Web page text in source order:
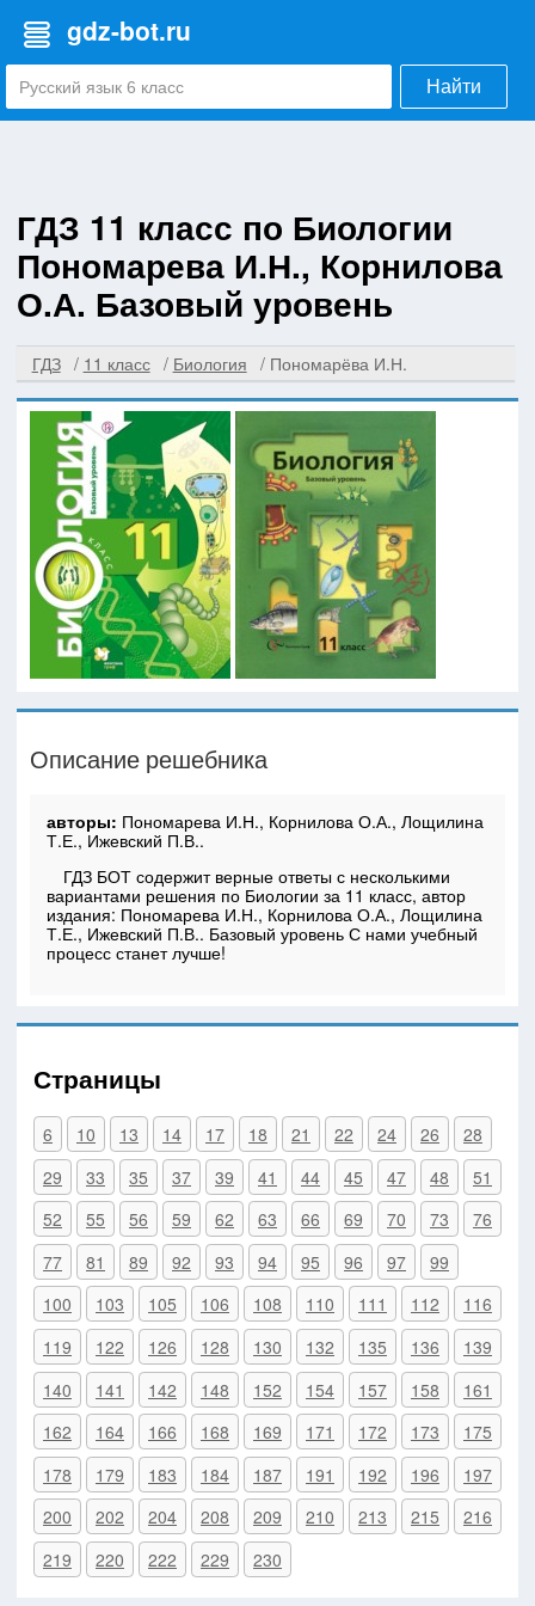
gdz-bot.ru
Найти
ГДЗ 11 класс по Биологии
Пономарева И.Н., Корнилова
О.А. Базовый уровень
ГДЗ 11 класс Биология Пономарёва И.Н.
Описание решебника
авторы: Пономарева И.Н., Корнилова О.А., Лощилина
Т.Е., Ижевский П.В..
ГДЗ БОТ содержит верные ответы с несколькими
вариантами решения по Биологии за 11 класс, автор
издания: Пономарева И.Н., Корнилова О.А., Лощилина
Т.Е., Ижевский П.В.. Базовый уровень С нами учебный
процесс станет лучше!
Страницы
6 10 13 14 17 18 21 22 24 26
28
29
33 35 37 39 41 44 45 47 48
51
52
55 56 59 62 63 66 69 70 73
76
77
81 89 92 93 94 95 96 97
99
100
103 105 106 108 110 111 112
116
119
122 126 128 130 132 135 136
139
140
141 142 148 152 154 157 158
161
162
164 166 168 169 171 172 173
175
178
179 183 184 187 191 192 196
197
200
202 204 208 209 210 213 215
216
219
220 222 229 230